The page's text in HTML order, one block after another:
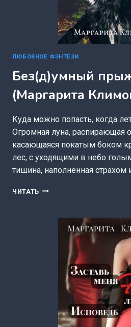
ЛЮБОВНОЕ ФЭНТЕЗИ
Без(д)умный
(Маргарита
Куда можно попасть, когда
Огромная луна, распирающая
касающаяся покатым боком
лес, с уходящими в небо
тишина, наполненная страхом
ЧИТАТЬ БЕЗ(Д)УМНЫЙ
НИКУДА
(МАРГАРИТА
КЛИМОВА)